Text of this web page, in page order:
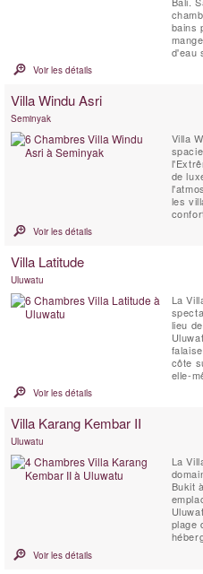
bains
d'eau
la
du
Voir les détails
Villa Windu Asri
Seminyak
Villa
de
les
et
Voir les détails
Villa Latitude
Uluwatu
La
lieu
côte
elle-
sa
Voir les détails
Villa Karang Kembar II
Uluwatu
La
Bukit
plage
Voir les détails